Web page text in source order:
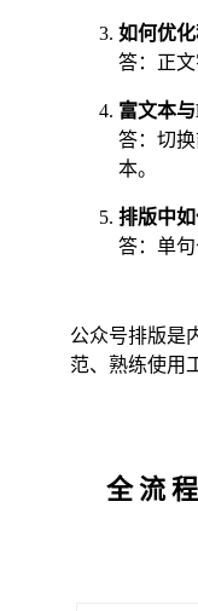
如何优化
答：正
富文本
答：切
本。
排版中如
答：单
公众号排版是
范、熟练使用
全流